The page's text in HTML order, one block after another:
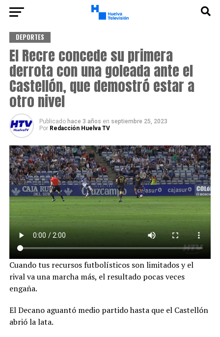
DEPORTES
El Recre concede su primera
derrota con una goleada ante el
Castellón, que demostró estar a
otro nivel
Publicado hace 3 años en septiembre 25, 2023
Por Redacción Huelva TV
Cuando tus recursos futbolísticos son limitados y el
rival va una marcha más, el resultado pocas veces
engaña.
El Decano aguantó medio partido hasta que el Castellón
abrió la lata.